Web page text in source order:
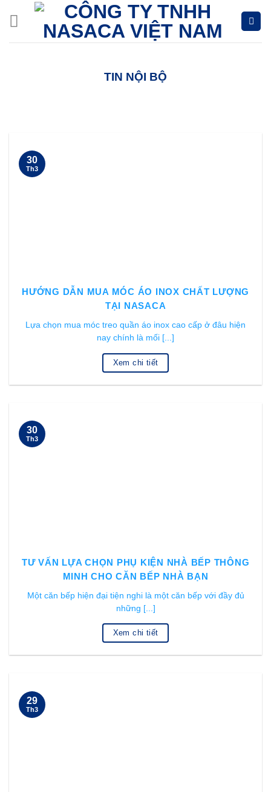
TIN NỘI BỘ
HƯỚNG DẪN MUA MÓC ÁO INOX CHẤT LƯỢNG
TẠI NASACA
Lựa chọn mua móc treo quần áo inox cao cấp ở đâu hiện
nay chính là mối [...]
Xem chi tiết
30
Th3
TƯ VẤN LỰA CHỌN PHỤ KIỆN NHÀ BẾP THÔNG
MINH CHO CĂN BẾP NHÀ BẠN
Một căn bếp hiện đại tiện nghi là một căn bếp với đầy đủ
những [...]
Xem chi tiết
30
Th3
29
Th3